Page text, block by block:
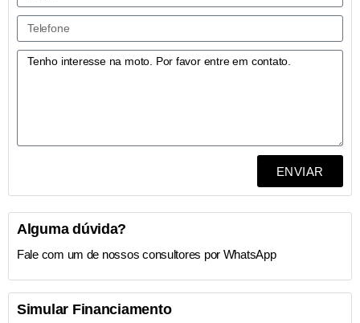
ENVIAR
Simular Financiamento
Alguma dúvida?
Fale com um de nossos consultores por WhatsApp